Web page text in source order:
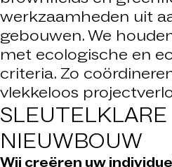
werkzaamheden uit
gebouwen. We
met ecologische en
criteria. Zo
vlekkeloos
SLEUTELKLARE
NIEUWBOUW
Wij creëren uw